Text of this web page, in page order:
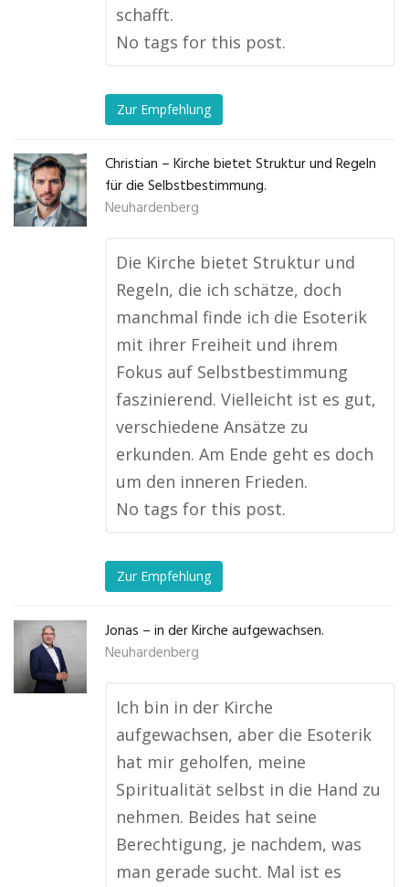
schafft.
No tags for this post.
Zur Empfehlung
Christian – Kirche bietet Struktur und Regeln
für die Selbstbestimmung.
Neuhardenberg
Die Kirche bietet Struktur und
Regeln, die ich schätze, doch
manchmal finde ich die Esoterik
mit ihrer Freiheit und ihrem
Fokus auf Selbstbestimmung
faszinierend. Vielleicht ist es gut,
verschiedene Ansätze zu
erkunden. Am Ende geht es doch
um den inneren Frieden.
No tags for this post.
Zur Empfehlung
Jonas – in der Kirche aufgewachsen.
Neuhardenberg
Ich bin in der Kirche
aufgewachsen, aber die Esoterik
hat mir geholfen, meine
Spiritualität selbst in die Hand zu
nehmen. Beides hat seine
Berechtigung, je nachdem, was
man gerade sucht. Mal ist es